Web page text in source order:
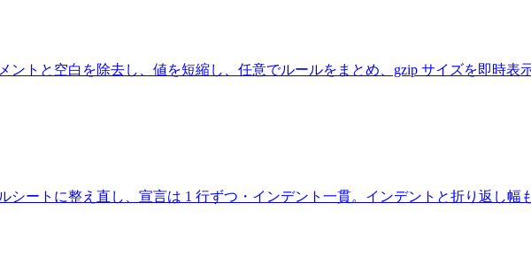
ントと空白を除去し、値を短縮し、任意でルールをまとめ、gzip サイズを即時表
シートに整え直し、宣言は 1 行ずつ・インデント一貫。インデントと折り返し幅